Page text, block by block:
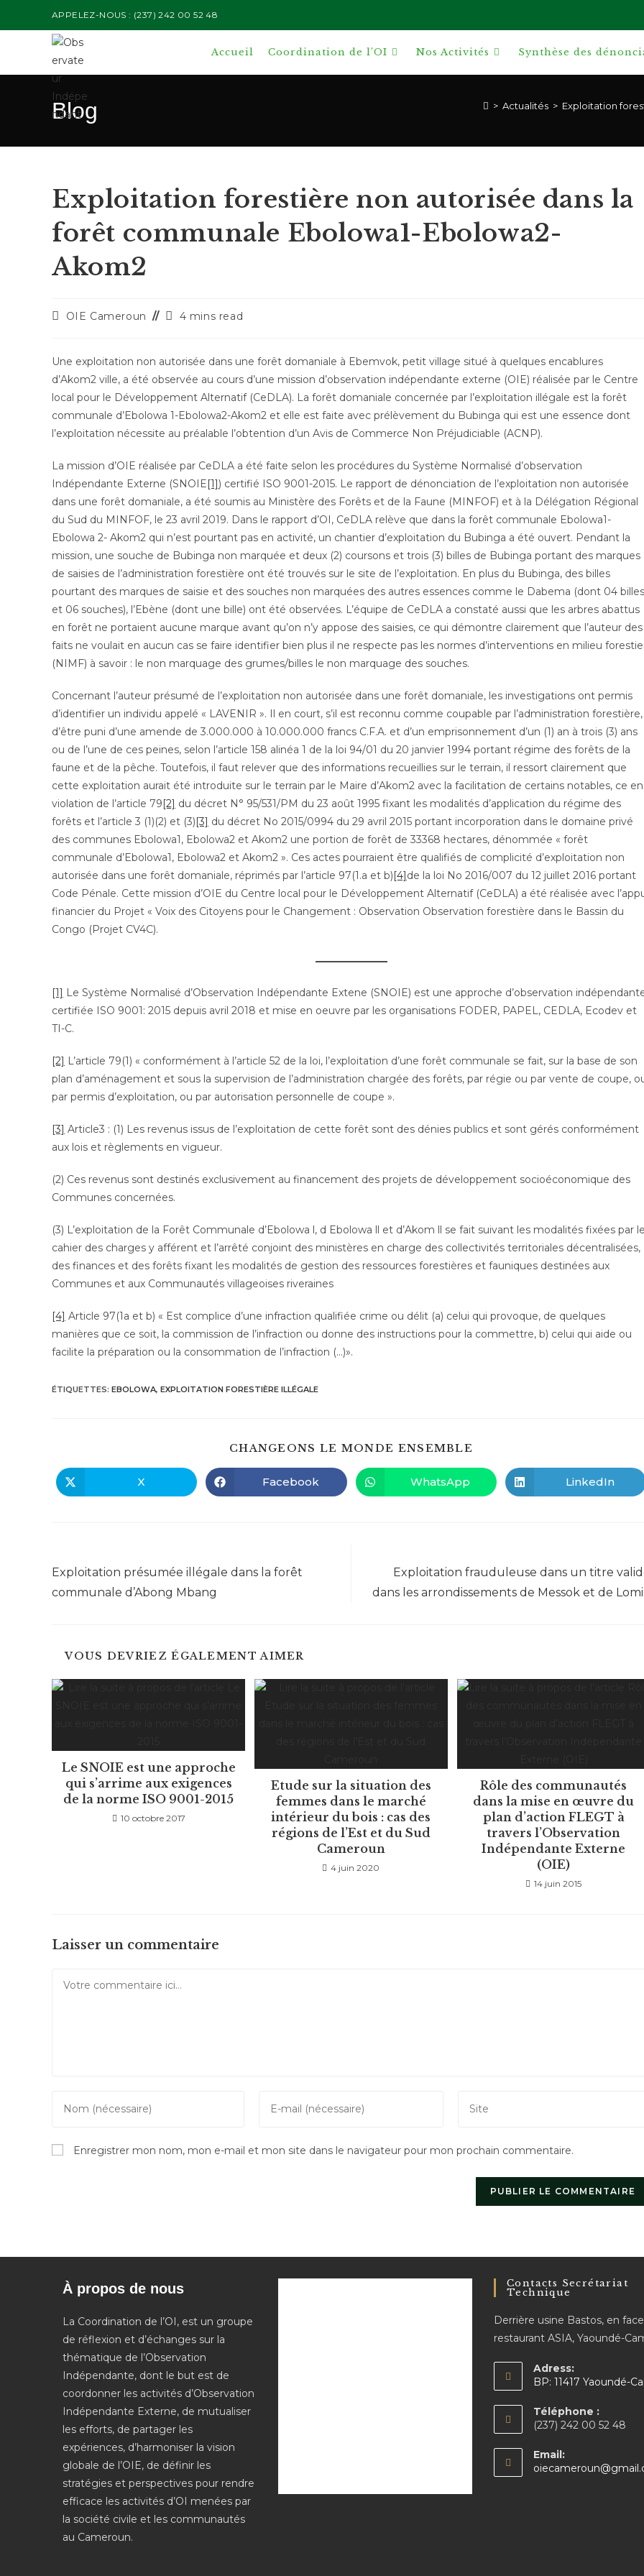
APPELEZ-NOUS : (237) 242 00 52 48
Accueil Coordination de l’OI Nos Activités Synthèse des
Blog > Actualités > Exploitation
Exploitation forestière non autorisée dans la
forêt communale Ebolowa1-Ebolowa2-
Akom2
Auteur/autrice
publication :
OIE Cameroun
Temps
4 mins read
Une exploitation non autorisée dans une forêt domaniale à Ebemvok, petit village situé à quelques encablures
d’Akom2 ville, a été observée au cours d’une mission d’observation indépendante externe (OIE) réalisée par le Centre
local pour le Développement Alternatif (CeDLA). La forêt domaniale concernée par l’exploitation illégale est la forêt
communale d’Ebolowa 1-Ebolowa2-Akom2 et elle est faite avec prélèvement du Bubinga qui est une essence dont
l’exploitation nécessite au préalable l’obtention d’un Avis de Commerce Non Préjudiciable (ACNP).
La mission d’OIE réalisée par CeDLA a été faite selon les procédures du Système Normalisé d’observation
Indépendante Externe (SNOIE[1]) certifié ISO 9001-2015. Le rapport de dénonciation de l’exploitation non autorisée
dans une forêt domaniale, a été soumis au Ministère des Forêts et de la Faune (MINFOF) et à la Délégation Régional
du Sud du MINFOF, le 23 avril 2019. Dans le rapport d’OI, CeDLA relève que dans la forêt communale Ebolowa1-
Ebolowa 2- Akom2 qui n’est pourtant pas en activité, un chantier d’exploitation du Bubinga a été ouvert. Pendant la
mission, une souche de Bubinga non marquée et deux (2) coursons et trois (3) billes de Bubinga portant des marques
de saisies de l’administration forestière ont été trouvés sur le site de l’exploitation. En plus du Bubinga, des billes
pourtant des marques de saisie et des souches non marquées des autres essences comme le Dabema (dont 04 billes
et 06 souches), l’Ebène (dont une bille) ont été observées. L’équipe de CeDLA a constaté aussi que les arbres abattus
en forêt ne portaient aucune marque avant qu’on n’y appose des saisies, ce qui démontre clairement que l’auteur des
faits ne voulait en aucun cas se faire identifier bien plus il ne respecte pas les normes d’interventions en milieu
(NIMF) à savoir : le non marquage des grumes/billes le non marquage des souches.
Concernant l’auteur présumé de l’exploitation non autorisée dans une forêt domaniale, les investigations ont permis
d’identifier un individu appelé « LAVENIR ». Il en court, s’il est reconnu comme coupable par l’administration forestière,
d’être puni d’une amende de 3.000.000 à 10.000.000 francs C.F.A. et d’un emprisonnement d’un (1) an à trois (3) ans
ou de l’une de ces peines, selon l’article 158 alinéa 1 de la loi 94/01 du 20 janvier 1994 portant régime des forêts de la
faune et de la pêche. Toutefois, il faut relever que des informations recueillies sur le terrain, il ressort clairement que
cette exploitation aurait été introduite sur le terrain par le Maire d’Akom2 avec la facilitation de certains notables, ce en
violation de l’article 79[2] du décret N° 95/531/PM du 23 août 1995 fixant les modalités d’application du régime des
forêts et l’article 3 (1)(2) et (3)[3] du décret No 2015/0994 du 29 avril 2015 portant incorporation dans le domaine privé
des communes Ebolowa1, Ebolowa2 et Akom2 une portion de forêt de 33368 hectares, dénommée « forêt
communale d’Ebolowa1, Ebolowa2 et Akom2 ». Ces actes pourraient être qualifiés de complicité d’exploitation non
autorisée dans une forêt domaniale, réprimés par l’article 97(1.a et b)[4]de la loi No 2016/007 du 12 juillet 2016 portant
Code Pénale. Cette mission d’OIE du Centre local pour le Développement Alternatif (CeDLA) a été réalisée avec
financier du Projet « Voix des Citoyens pour le Changement : Observation Observation forestière dans le Bassin du
Congo (Projet CV4C).
[1] Le Système Normalisé d’Observation Indépendante Extene (SNOIE) est une approche d’observation
certifiée ISO 9001: 2015 depuis avril 2018 et mise en oeuvre par les organisations FODER, PAPEL, CEDLA, Ecodev et
TI-C.
[2] L’article 79(1) « conformément à l’article 52 de la loi, l’exploitation d’une forêt communale se fait, sur la base de son
plan d’aménagement et sous la supervision de l’administration chargée des forêts, par régie ou par vente de coupe,
par permis d’exploitation, ou par autorisation personnelle de coupe ».
[3] Article3 : (1) Les revenus issus de l’exploitation de cette forêt sont des dénies publics et sont gérés conformément
aux lois et règlements en vigueur.
(2) Ces revenus sont destinés exclusivement au financement des projets de développement socioéconomique des
Communes concernées.
(3) L’exploitation de la Forêt Communale d’Ebolowa l, d Ebolowa ll et d’Akom ll se fait suivant les modalités fixées par le
cahier des charges y afférent et l’arrêté conjoint des ministères en charge des collectivités territoriales décentralisées,
des finances et des forêts fixant les modalités de gestion des ressources forestières et fauniques destinées aux
Communes et aux Communautés villageoises riveraines
[4] Article 97(1a et b) « Est complice d’une infraction qualifiée crime ou délit (a) celui qui provoque, de quelques
manières que ce soit, la commission de l’infraction ou donne des instructions pour la commettre, b) celui qui aide ou
facilite la préparation ou la consommation de l’infraction (…)».
ÉTIQUETTES: EBOLOWA, EXPLOITATION FORESTIÈRE ILLÉGALE
CHANGEONS LE MONDE ENSEMBLE
CONTENU
Ouvrir
dans
X Ouvrir
dans
Facebook Ouvrir
dans
WhatsApp Ouvrir
dans
LinkedIn
articles
Exploitation présumée illégale dans la forêt
communale d’Abong Mbang
Exploitation frauduleuse dans un titre
dans les arrondissements de Messok et de
VOUS DEVRIEZ ÉGALEMENT AIMER
Le SNOIE est une approche
qui s’arrime aux exigences
de la norme ISO 9001-2015
10 octobre 2017
Etude sur la situation des
femmes dans le marché
intérieur du bois : cas des
régions de l’Est et du Sud
Cameroun
4 juin 2020
Rôle des communautés
dans la mise en œuvre du
plan d’action FLEGT à
travers l’Observation
Indépendante Externe
(OIE)
14 juin 2015
Laisser un commentaire
your
or
your
address
l’URL
votre
(facultatif)
Enregistrer mon nom, mon e-mail et mon site dans le navigateur pour mon prochain commentaire.
À propos de nous
La Coordination de l’OI, est un groupe
de réflexion et d’échanges sur la
thématique de l’Observation
Indépendante, dont le but est de
coordonner les activités d’Observation
Indépendante Externe, de mutualiser
les efforts, de partager les
expériences, d’harmoniser la vision
globale de l’OIE, de définir les
stratégies et perspectives pour rendre
efficace les activités d’OI menées par
la société civile et les communautés
au Cameroun.
Contacts Secrétariat
Technique
Derrière usine Bastos, en
restaurant ASIA, Yaoundé-
Adress:
BP: 11417 Yaoundé-
Téléphone :
(237) 242 00 52 48
Email: